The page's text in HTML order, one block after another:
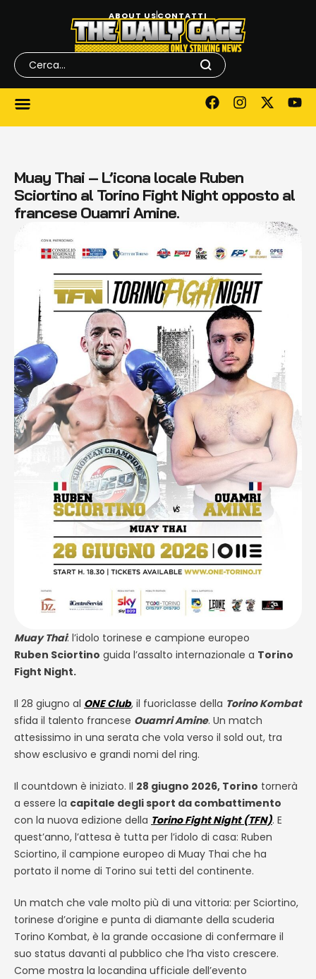
ABOUT USCONTATTI
Muay Thai – L’icona locale Ruben
Sciortino al Torino Fight Night opposto al
francese Ouamri Amine.
Muay Thai: l’idolo torinese e campione europeo
Ruben Sciortino guida l’assalto internazionale a Torino
Fight Night.
Il 28 giugno al ONE Club, il fuoriclasse della Torino Kombat
sfida il talento francese Ouamri Amine. Un match
attesissimo in una serata che vola verso il sold out, tra
show esclusivo e grandi nomi del ring.
Il countdown è iniziato. Il 28 giugno 2026, Torino tornerà
a essere la capitale degli sport da combattimento
con la nuova edizione della Torino Fight Night (TFN). E
quest’anno, l’attesa è tutta per l’idolo di casa: Ruben
Sciortino, il campione europeo di Muay Thai che ha
portato il nome di Torino sui tetti del continente.
Un match che vale molto più di una vittoria: per Sciortino,
torinese d’origine e punta di diamante della scuderia
Torino Kombat, è la grande occasione di confermare il
suo status davanti al pubblico che l’ha visto crescere.
Come mostra la locandina ufficiale dell’evento